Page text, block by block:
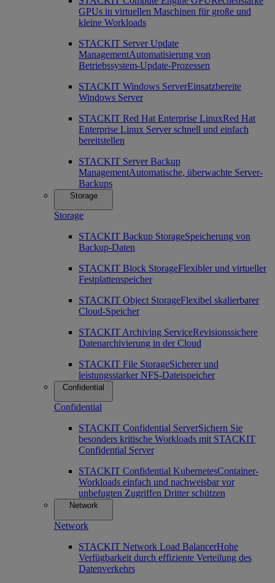
GPUs in virtuellen Maschinen für große und
kleine Workloads
STACKIT Server Update
ManagementAutomatisierung von
Betriebssystem-Update-Prozessen
STACKIT Windows ServerEinsatzbereite
Windows Server
STACKIT Red Hat Enterprise LinuxRed Hat
Enterprise Linux Server schnell und einfach
bereitstellen
STACKIT Server Backup
ManagementAutomatische, überwachte Server-
Backups
Storage
Storage
STACKIT Backup StorageSpeicherung von
Backup-Daten
STACKIT Block StorageFlexibler und virtueller
Festplattenspeicher
STACKIT Object StorageFlexibel skalierbarer
Cloud-Speicher
STACKIT Archiving ServiceRevisionssichere
Datenarchivierung in der Cloud
STACKIT File StorageSicherer und
leistungsstarker NFS-Dateispeicher
Confidential
Confidential
STACKIT Confidential ServerSichern Sie
besonders kritische Workloads mit STACKIT
Confidential Server
STACKIT Confidential KubernetesContainer-
Workloads einfach und nachweisbar vor
unbefugten Zugriffen Dritter schützen
Network
Network
STACKIT Network Load BalancerHohe
Verfügbarkeit durch effiziente Verteilung des
Datenverkehrs